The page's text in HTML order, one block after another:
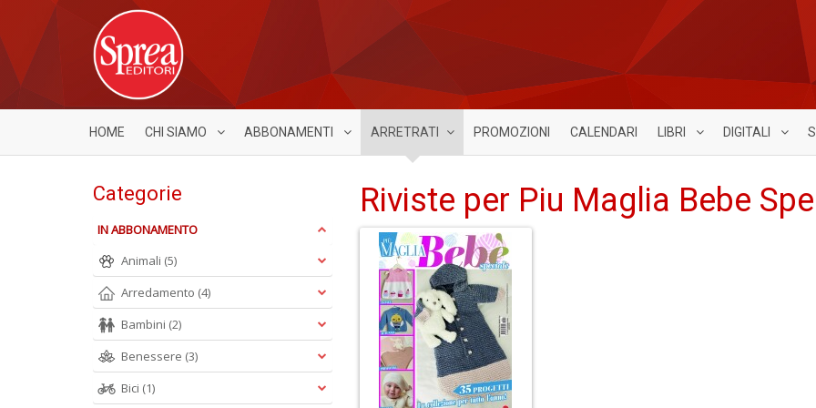
HOME CHI SIAMO ABBONAMENTI ARRETRATI PROMOZIONI CALENDARI LIBRI DIGITALI
Riviste per Piu Maglia Bebe
Categorie
IN ABBONAMENTO
Animali (5)
Arredamento (4)
Bambini (2)
Benessere (3)
Bici (1)